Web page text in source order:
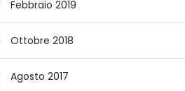
Febbraio 2019
Ottobre 2018
Agosto 2017